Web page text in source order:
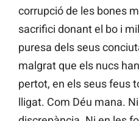
corrupció de les bones
sacrifici donant el bo i
puresa dels seus
malgrat que els nucs
pertot, en els seus feus
lligat. Com Déu mana.